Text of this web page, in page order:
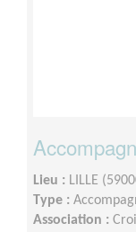
Lieu : LILLE
Type :
Association :